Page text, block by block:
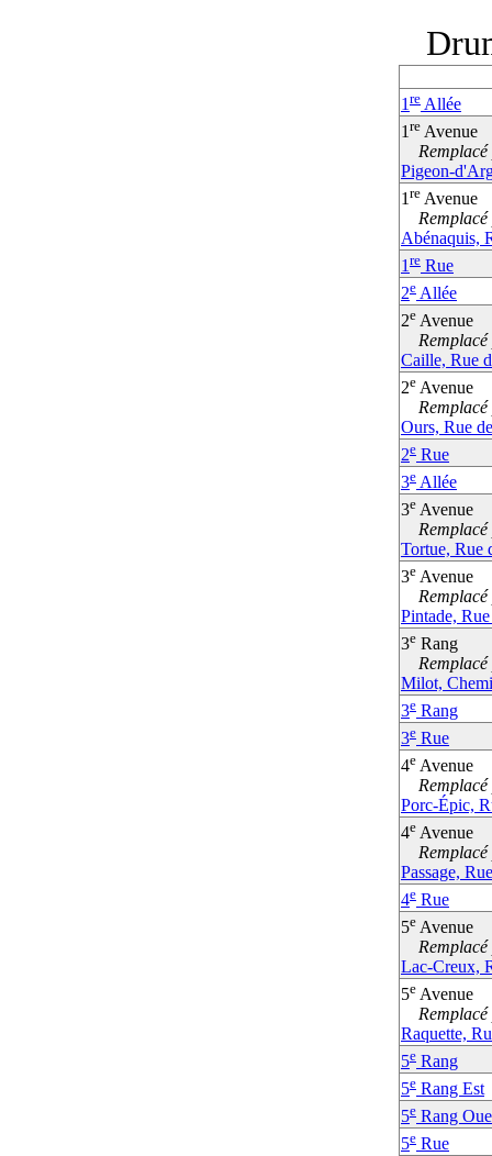
1 re Allée
1 re Avenue
Remplacé
Pigeon-
1 re Avenue
Remplacé
Abénaquis,
1 re Rue
2e Allée
2e Avenue
Remplacé
Caille, Rue
2e Avenue
Remplacé
Ours, Rue
2e Rue
3e Allée
3e Avenue
Remplacé
Tortue, Rue
3e Avenue
Remplacé
Pintade,
3e Rang
Remplacé
Milot,
3e Rang
3e Rue
4e Avenue
Remplacé
Porc-Épic,
4e Avenue
Remplacé
Passage,
4e Rue
5e Avenue
Remplacé
Lac-Creux,
5e Avenue
Remplacé
Raquette,
5e Rang
5e Rang Est
5e Rang
5e Rue